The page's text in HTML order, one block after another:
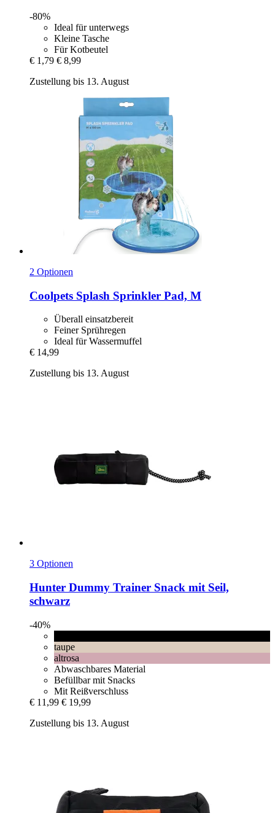
-80%
Ideal für unterwegs
Kleine Tasche
Für Kotbeutel
€ 1,79 € 8,99
Zustellung bis 13. August
2 Optionen
Coolpets Splash Sprinkler Pad, M
Überall einsatzbereit
Feiner Sprühregen
Ideal für Wassermuffel
€ 14,99
Zustellung bis 13. August
3 Optionen
Hunter Dummy Trainer Snack mit Seil,
schwarz
-40%
taupe
altrosa
Abwaschbares Material
Befüllbar mit Snacks
Mit Reißverschluss
€ 11,99 € 19,99
Zustellung bis 13. August